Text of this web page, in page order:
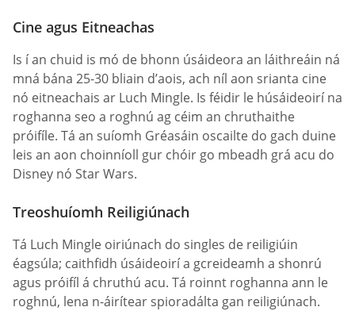
Cine agus Eitneachas
Is í an chuid is mó de bhonn úsáideora an láithreáin ná
mná bána 25-30 bliain d’aois, ach níl aon srianta cine
nó eitneachais ar Luch Mingle. Is féidir le húsáideoirí na
roghanna seo a roghnú ag céim an chruthaithe
próifíle. Tá an suíomh Gréasáin oscailte do gach duine
leis an aon choinníoll gur chóir go mbeadh grá acu do
Disney nó Star Wars.
Treoshuíomh Reiligiúnach
Tá Luch Mingle oiriúnach do singles de reiligiúin
éagsúla; caithfidh úsáideoirí a gcreideamh a shonrú
agus próifíl á chruthú acu. Tá roinnt roghanna ann le
roghnú, lena n-áirítear spioradálta gan reiligiúnach.